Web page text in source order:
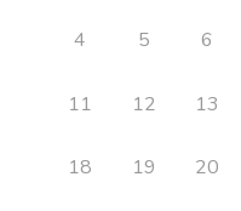
4 5 6
11 12 13
18 19 20